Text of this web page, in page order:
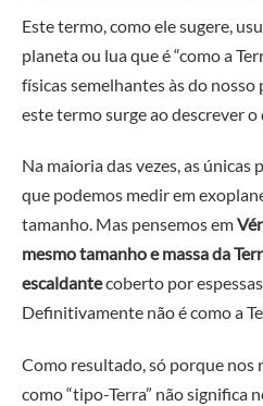
Este termo, como ele sugere,
planeta ou lua que é “como a
físicas semelhantes às do
este termo surge ao descrever o
Na maioria das vezes, as
que podemos medir em
tamanho. Mas pensemos em
mesmo tamanho e massa da
escaldantecoberto por
Definitivamente não é como a
Como resultado, só porque nos
como “tipo-Terra” não significa